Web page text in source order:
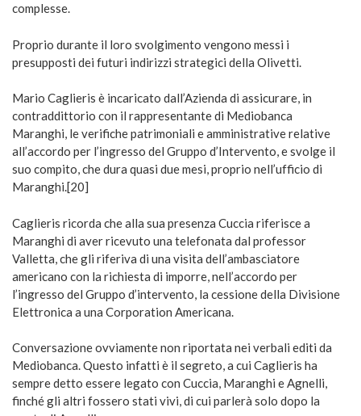
complesse.
Proprio durante il loro svolgimento vengono messi i
presupposti dei futuri indirizzi strategici della Olivetti.
Mario Caglieris è incaricato dall’Azienda di assicurare, in
contraddittorio con il rappresentante di Mediobanca
Maranghi, le verifiche patrimoniali e amministrative relative
all’accordo per l’ingresso del Gruppo d’Intervento, e svolge il
suo compito, che dura quasi due mesi, proprio nell’ufficio di
Maranghi.[20]
Caglieris ricorda che alla sua presenza Cuccia riferisce a
Maranghi di aver ricevuto una telefonata dal professor
Valletta, che gli riferiva di una visita dell’ambasciatore
americano con la richiesta di imporre, nell’accordo per
l’ingresso del Gruppo d’intervento, la cessione della Divisione
Elettronica a una Corporation Americana.
Conversazione ovviamente non riportata nei verbali editi da
Mediobanca. Questo infatti è il segreto, a cui Caglieris ha
sempre detto essere legato con Cuccia, Maranghi e Agnelli,
finché gli altri fossero stati vivi, di cui parlerà solo dopo la